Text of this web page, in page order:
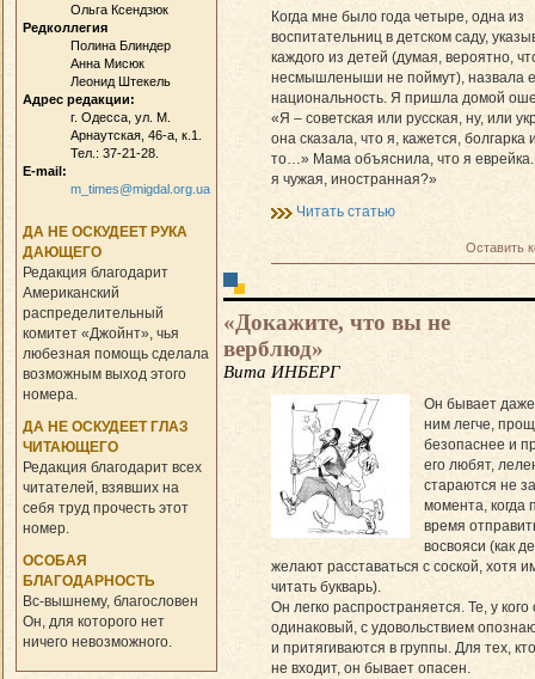
Ольга Ксендзюк
Редколлегия
Полина Блиндер
Анна Мисюк
Леонид Штекель
Адрес редакции:
г. Одесса, ул. М.
Арнаутская, 46-а, к.1.
Тел.: 37-21-28.
E-mail:
m_times@migdal.org.ua
ДА НЕ ОСКУДЕЕТ РУКА
ДАЮЩЕГО
Редакция благодарит
Американский
распределительный
комитет «Джойнт», чья
любезная помощь сделала
возможным выход этого
номера.
ДА НЕ ОСКУДЕЕТ ГЛАЗ
ЧИТАЮЩЕГО
Редакция благодарит всех
читателей, взявших на
себя труд прочесть этот
номер.
ОСОБАЯ
БЛАГОДАРНОСТЬ
Вс-вышнему, благословен
Он, для которого нет
ничего невозможного.
Когда мне было года четыре, одна из
воспитательниц в детском саду,
каждого из детей (думая, вероятно,
несмышленыши не поймут), назвала
национальность. Я пришла домой
«Я – советская или русская, ну, или
она сказала, что я, кажется, болгарка
то…» Мама объяснила, что я еврейка.
я чужая, иностранная?»
Читать статью
Оставить
«Докажите, что вы не
верблюд»
Вита ИНБЕРГ
Он бывает
ним легче,
безопаснее и
его любят,
стараются не
момента, когда
время
восвояси (как
желают расставаться с соской, хотя
читать букварь).
Он легко распространяется. Те, у кого
одинаковый, с удовольствием
и притягиваются в группы. Для тех,
не входит, он бывает опасен.